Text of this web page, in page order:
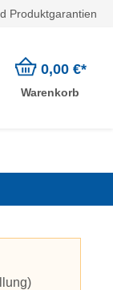
Produktgarantien
0,00 €*
Warenkorb